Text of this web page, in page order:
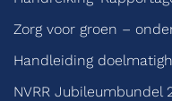
Zorg voor groen –
Handleiding
NVRR Jubileumbundel